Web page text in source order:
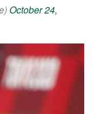
October 24,